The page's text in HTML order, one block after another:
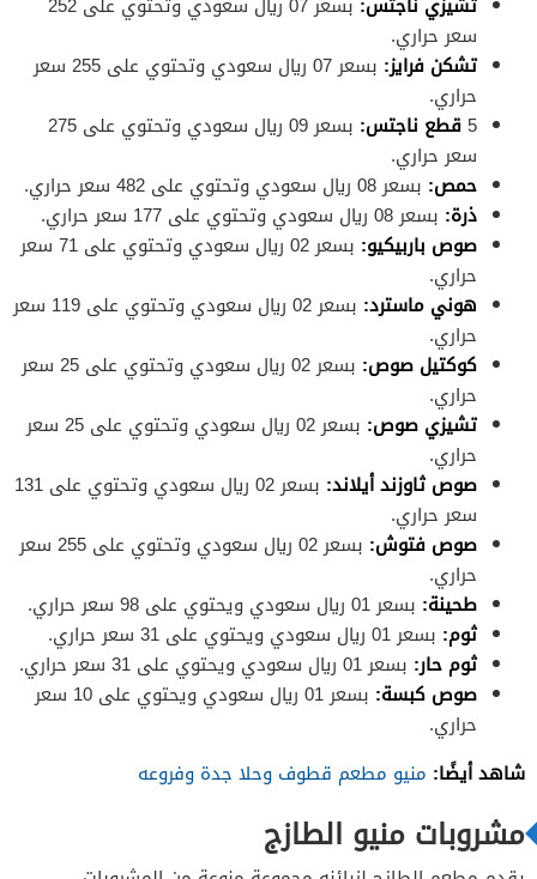
سعر حراري.
تشكن فرايز:
بسعر 07 ريال سعودي وتحتوي على 255 سعر
حراري.
5قطع ناجتس:
بسعر 09 ريال سعودي وتحتوي على 275
سعر حراري.
حمص: بسعر 08 ريال سعودي وتحتوي على 482 سعر حراري.
ذرة: بسعر 08 ريال سعودي وتحتوي على 177 سعر حراري.
صوص باربيكيو:
بسعر 02 ريال سعودي وتحتوي على 71 سعر
حراري.
هوني ماسترد:
بسعر 02 ريال سعودي وتحتوي على 119 سعر
حراري.
كوكتيل صوص:
بسعر 02 ريال سعودي وتحتوي على 25 سعر
حراري.
تشيزي صوص:
بسعر 02 ريال سعودي وتحتوي على 25 سعر
حراري.
صوص ثاوزند أيلاند:
بسعر 02 ريال سعودي وتحتوي على 131
سعر حراري.
صوص فتوش:
بسعر 02 ريال سعودي وتحتوي على 255 سعر
حراري.
طحينة: بسعر 01 ريال سعودي ويحتوي على 98 سعر حراري.
ثوم: بسعر 01 ريال سعودي ويحتوي على 31 سعر حراري.
ثوم حار: بسعر 01 ريال سعودي ويحتوي على 31 سعر حراري.
صوص كبسة:
بسعر 01 ريال سعودي ويحتوي على 10 سعر
حراري.
شاهد أيضًا: منيو مطعم قطوف وحلا جدة وفروعه
مشروبات منيو الطازج